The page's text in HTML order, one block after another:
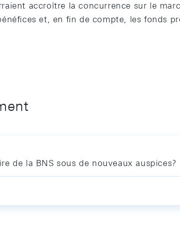
accroître la concurrence sur le
et, en fin de compte, les fonds
de la BNS sous de nouveaux auspices?